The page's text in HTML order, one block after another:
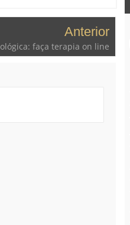
Anterior
faça terapia on line